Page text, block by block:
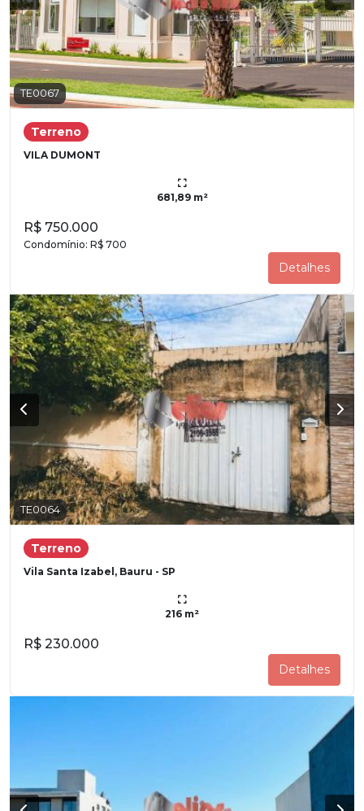
TE0067
Terreno
VILA DUMONT
681,89 m²
R$ 750.000
Condomínio: R$ 700
Detalhes
TE0064
Terreno
Vila Santa Izabel, Bauru - SP
216 m²
R$ 230.000
Detalhes